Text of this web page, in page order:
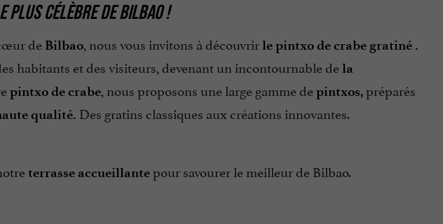
PLUS CÉLÈBRE DE BILBAO !
de Bilbao, nous vous invitons à découvrirle pintxo de crabe gratiné .
habitants et des visiteurs, devenant un incontournable dela
pintxo de crabe, nous proposons une large gamme depintxos,préparés
qualité. Des gratins classiques aux créations innovantes.
terrasse accueillantepour savourer le meilleur de Bilbao.